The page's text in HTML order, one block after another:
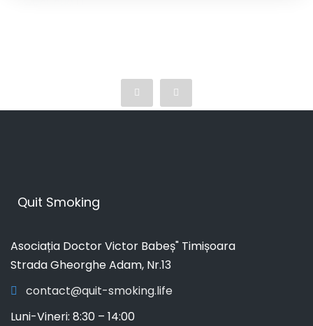
Quit Smoking
Asociația Doctor Victor Babeș" Timișoara
Strada Gheorghe Adam, Nr.13
contact@quit-smoking.life
Luni-Vineri: 8:30 – 14:00